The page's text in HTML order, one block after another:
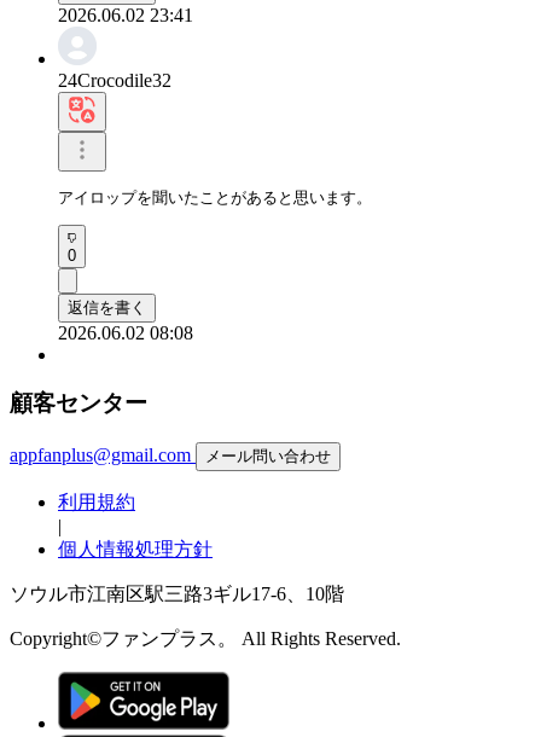
2026.06.02 23:41
24Crocodile32
アイロップを聞いたことがあると思います。
0
返信を書く
2026.06.02 08:08
顧客センター
appfanplus@gmail.com メール問い合わせ
利用規約
|
個人情報処理方針
ソウル市江南区駅三路3ギル17-6、10階
Copyright©ファンプラス。 All Rights Reserved.